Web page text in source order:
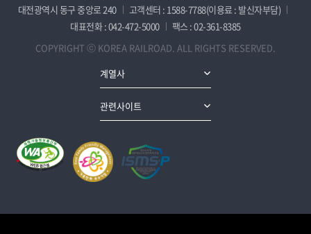
대전광역시 동구 중앙로 240
고객센터 : 1588-7788(이용료 : 발신자부담)
대표전화 : 042-472-5000
팩스 : 02-361-8385
COPYRIGHT ⓒ KOREA RAILROAD. ALL RIGHTS RESERVED.
계열사
관련사이트